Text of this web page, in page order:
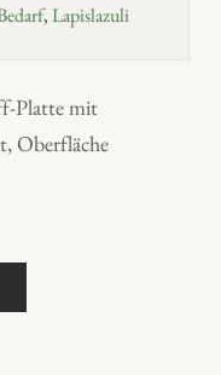
,Lapislazuli
Platte mit
Oberfläche